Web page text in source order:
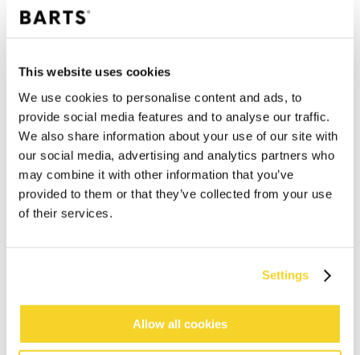
This website uses cookies
We use cookies to personalise content and ads, to
provide social media features and to analyse our traffic.
We also share information about your use of our site with
our social media, advertising and analytics partners who
may combine it with other information that you’ve
provided to them or that they’ve collected from your use
of their services.
Settings
Allow all cookies
Bestellingen die op werkdagen vóór 12:00 uur
worden geplaatst, worden dezelfde dag verzonden